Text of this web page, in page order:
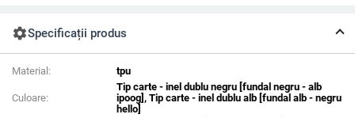
settingsSpecificații produs
Material: tpu
Culoare:
Tip carte - inel dublu negru [fundal negru - alb
ipoog], Tip carte - inel dublu alb [fundal alb - negru
hello]